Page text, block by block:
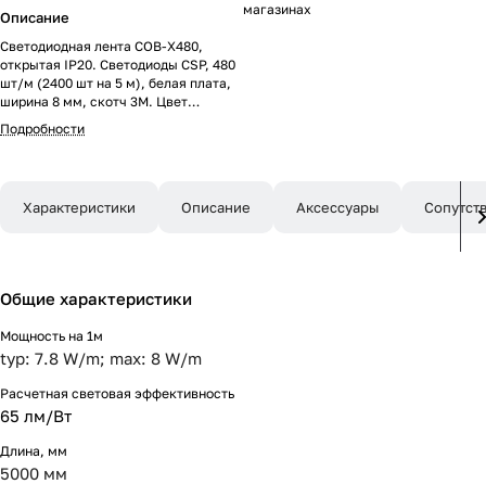
Описание
Светодиодная лента COB-X480,
открытая IP20. Светодиоды CSP, 480
шт/м (2400 шт на 5 м), белая плата,
ширина 8 мм, скотч 3М. Цвет
МОРСКОЙ ВОЛНЫ, угол 160°.
Питание 24 В, мощность 8 Вт/м (40
Подробности
магазинах
Характеристики Описание Аксессуары
Общие характеристики
Мощность на 1м
typ: 7.8 W/m; max: 8 W/m
Расчетная световая эффективность
65 лм/Вт
Длина, мм
5000 мм